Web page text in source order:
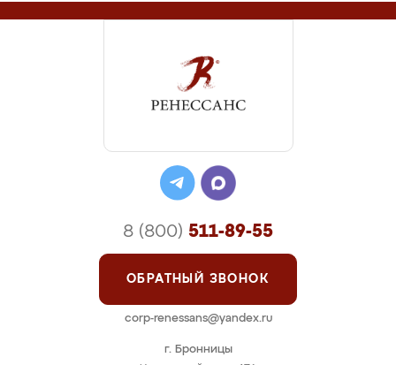
г. Бронницы
8 (800) 511-89-55
ОБРАТНЫЙ ЗВОНОК
corp-renessans@yandex.ru